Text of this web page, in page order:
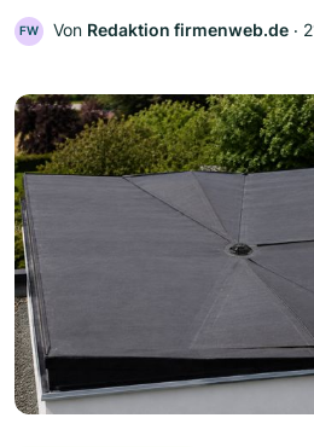
FW Von Redaktion firmenweb.de ‧